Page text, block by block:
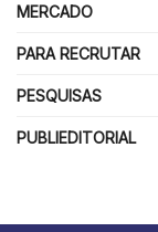
MERCADO
PARA RECRUTAR
PESQUISAS
PUBLIEDITORIAL